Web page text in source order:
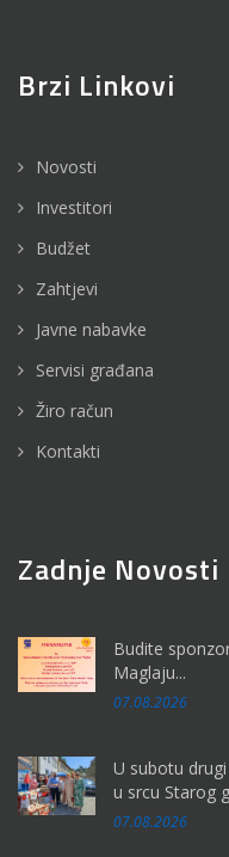
Brzi Linkovi
Novosti
Investitori
Budžet
Zahtjevi
Javne nabavke
Servisi građana
Žiro račun
Kontakti
Zadnje Novosti
Budite
Maglaju...
07.08.2026
U subotu
u srcu Starog
07.08.2026